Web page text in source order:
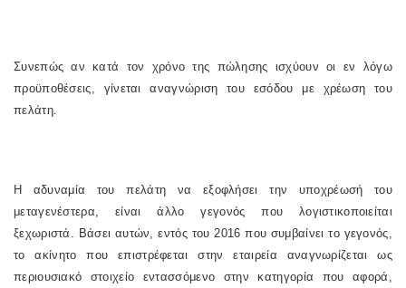
Συνεπώς αν κατά τον χρόνο της πώλησης ισχύουν οι εν λόγω
προϋποθέσεις, γίνεται αναγνώριση του εσόδου με χρέωση του
πελάτη.
Η αδυναμία του πελάτη να εξοφλήσει την υποχρέωσή του
μεταγενέστερα, είναι άλλο γεγονός που λογιστικοποιείται
ξεχωριστά. Βάσει αυτών, εντός του 2016 που συμβαίνει το γεγονός,
το ακίνητο που επιστρέφεται στην εταιρεία αναγνωρίζεται ως
περιουσιακό στοιχείο εντασσόμενο στην κατηγορία που αφορά,